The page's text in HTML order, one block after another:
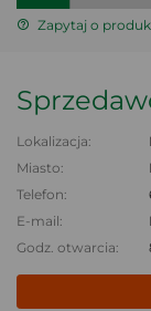
Zapytaj o
Lokalizacja:
Miasto:
Telefon:
E-mail:
Godz. otwarcia: